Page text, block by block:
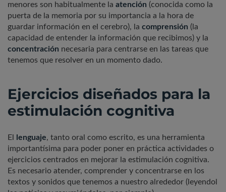
menores son habitualmente la atención (conocida como la
puerta de la memoria por su importancia a la hora de
guardar información en el cerebro), la comprensión (la
capacidad de entender la información que recibimos) y la
concentración necesaria para centrarse en las tareas que
tenemos que resolver en un momento dado.
Ejercicios diseñados para la
estimulación cognitiva
El lenguaje, tanto oral como escrito, es una herramienta
importantísima para poder poner en práctica actividades o
ejercicios centrados en mejorar la estimulación cognitiva.
Es necesario atender, comprender y concentrarse en los
textos y sonidos que tenemos a nuestro alrededor (leyendol